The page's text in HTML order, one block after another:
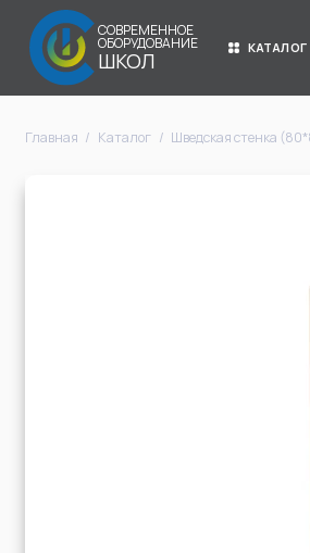
СОВРЕМЕННОЕ
ОБОРУДОВАНИЕ
ШКОЛ КАТАЛОГ
Главная Каталог Шведская стенка